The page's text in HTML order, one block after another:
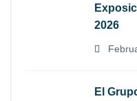
2026
El